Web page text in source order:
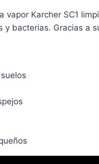
vapor Karcher SC1
y bacterias. Gracias a